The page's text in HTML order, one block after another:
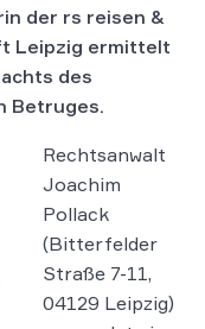
der rs reisen &
Leipzig ermittelt
des
Betruges.
Rechtsanwalt
Joachim
Pollack
(Bitterfelder
Straße 7-11,
04129 Leipzig)